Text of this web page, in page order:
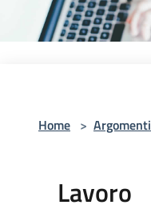
Home > Argomenti
Lavoro